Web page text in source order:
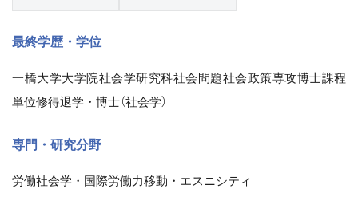
最終学歴・学位
一橋大学大学院社会学研究科社会問題社会政策専攻博士課程
単位修得退学・博士（社会学）
専門・研究分野
労働社会学・国際労働力移動・エスニシティ